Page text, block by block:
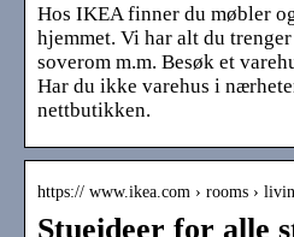
Hos IKEA finner du møbler
hjemmet. Vi har alt du
soverom m.m. Besøk et
Har du ikke varehus i
nettbutikken.
https:// www.ikea.com › rooms ›
Stueideer for alle